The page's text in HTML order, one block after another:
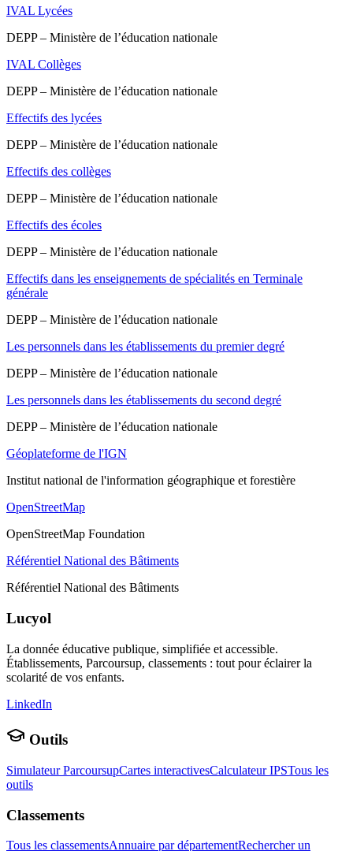
IVAL Lycées
DEPP – Ministère de l’éducation nationale
IVAL Collèges
DEPP – Ministère de l’éducation nationale
Effectifs des lycées
DEPP – Ministère de l’éducation nationale
Effectifs des collèges
DEPP – Ministère de l’éducation nationale
Effectifs des écoles
DEPP – Ministère de l’éducation nationale
Effectifs dans les enseignements de spécialités en Terminale
générale
DEPP – Ministère de l’éducation nationale
Les personnels dans les établissements du premier degré
DEPP – Ministère de l’éducation nationale
Les personnels dans les établissements du second degré
DEPP – Ministère de l’éducation nationale
Géoplateforme de l'IGN
Institut national de l'information géographique et forestière
OpenStreetMap
OpenStreetMap Foundation
Référentiel National des Bâtiments
Référentiel National des Bâtiments
Lucyol
La donnée éducative publique, simplifiée et accessible.
Établissements, Parcoursup, classements : tout pour éclairer la
scolarité de vos enfants.
LinkedIn
Outils
Simulateur ParcoursupCartes interactivesCalculateur IPSTous les
outils
Classements
Tous les classementsAnnuaire par départementRechercher un